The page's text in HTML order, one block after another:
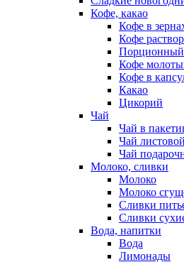
Кофе, какао
Кофе в
Кофе
Порционный
Кофе
Кофе в
Какао
Цикорий
Чай
Чай в
Чай листовой
Чай
Молоко, сливки
Молоко
Молоко
Сливки
Сливки
Вода, напитки
Вода
Лимонады